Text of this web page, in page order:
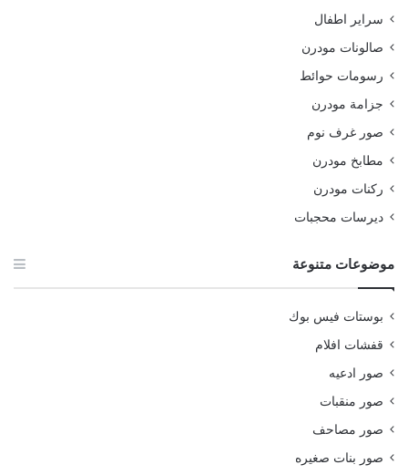
سراير اطفال
صالونات مودرن
رسومات حوائط
جزامة مودرن
صور غرف نوم
مطابخ مودرن
ركنات مودرن
ديرسات محجبات
موضوعات متنوعة
بوستات فيس بوك
قفشات افلام
صور ادعيه
صور منقبات
صور مصاحف
صور بنات صغيره